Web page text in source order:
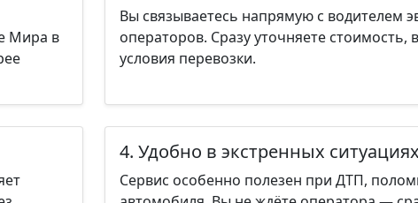
Мира в
Вы связываетесь напрямую с водителем
операторов. Сразу уточняете
условия перевозки.
4. Удобно в экстренных ситуациях
Сервис особенно полезен при ДТП,